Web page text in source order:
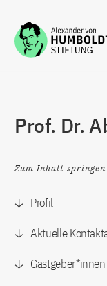
Zum Inhalt
Prof. Dr.
Zum Inhalt springen
Profil
Aktuelle